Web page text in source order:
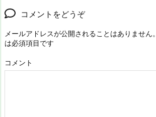
コメントをどうぞ
メールアドレスが公開されることはありません。
は必須項目です
コメント